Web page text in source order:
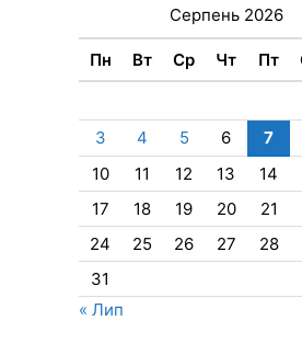
Серпень 2026
Пн Вт Ср Чт Пт
3
4 5 6 7
10
11 12 13 14
17
18 19 20 21
24
25 26 27 28
31
« Лип